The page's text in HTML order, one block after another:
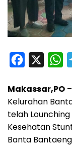
c
e
b
o
W
a
t
s
A
Makassar,PO
Kelurahan
telah
Kesehatan
Banta